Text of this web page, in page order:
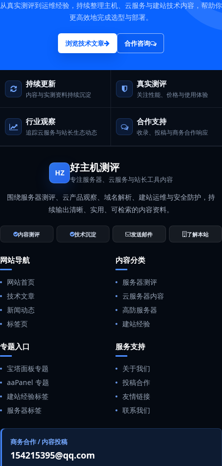
从真实测评到运维经验，持续整理主机、云服务与建站技术内容，帮助你
更高效地完成选型与部署。
浏览技术文章 合作咨询
持续更新
内容与实测资料持续沉淀
真实测评
关注性能、价格与使用体验
行业观察
追踪云服务与站长生态动态
合作支持
收录、投稿与商务合作响应
HZ 好主机测评
专注服务器、云服务与站长工具内容
围绕服务器测评、云产品观察、域名解析、建站运维与安全防护，持
续输出清晰、实用、可检索的内容资料。
内容测评 技术沉淀 发送邮件 了解本站
网站导航
网站首页
技术文章
新闻动态
标签页
内容分类
服务器测评
云服务器内容
高防服务器
建站经验
专题入口
宝塔面板专题
aaPanel 专题
建站经验标签
服务器标签
服务支持
关于我们
投稿合作
友情链接
联系我们
商务合作 / 内容投稿
154215395@qq.com